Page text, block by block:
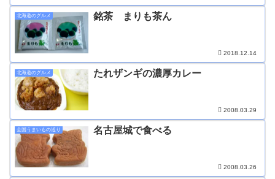
北海道のグルメ 銘茶 まりも茶ん
2018.12.14
北海道のグルメ たれザンギの濃厚カレー
2008.03.29
全国うまいもの巡り 名古屋城で食べる
2008.03.26